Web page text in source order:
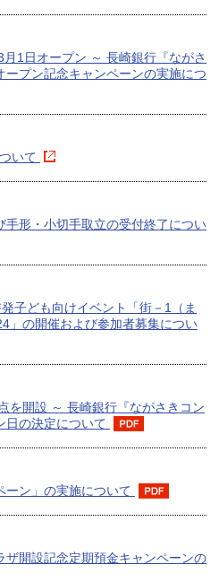
1日オープン ～ 長崎銀行『ながさ
ープン記念キャンペーンの実施につ
いて
手形・小切手取立の受付終了につい
子ども向けイベント「街－1（ま
」の開催および参加者募集につい
を開設 ～ 長崎銀行『ながさきコン
日の決定について
ーン」の実施について
ザ開設記念定期預金キャンペーンの